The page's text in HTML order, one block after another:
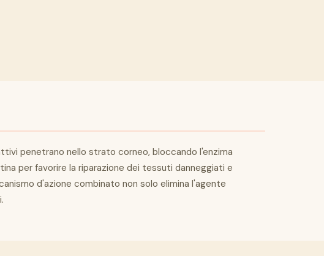
penetrano nello strato corneo, bloccando l'enzima
per favorire la riparazione dei tessuti danneggiati e
d'azione combinato non solo elimina l'agente